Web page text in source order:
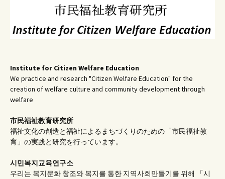
Institute for Citizen Welfare Education
We practice and research "Citizen Welfare Education" for the
creation of welfare culture and community development through
welfare
市民福祉教育研究所
福祉文化の創造と福祉によるまちづくりのための「市民福祉教
育」の実践と研究を行っています。
시민복지교육연구소
우리는 복지문화 창조와 복지를 통한 지역사회만들기를 위해 「시